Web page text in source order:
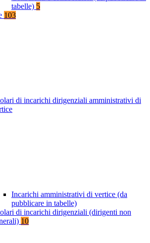
tabelle) 5
103
di incarichi dirigenziali amministrativi di
Incarichi amministrativi di vertice (da
pubblicare in tabelle)
di incarichi dirigenziali (dirigenti non
10